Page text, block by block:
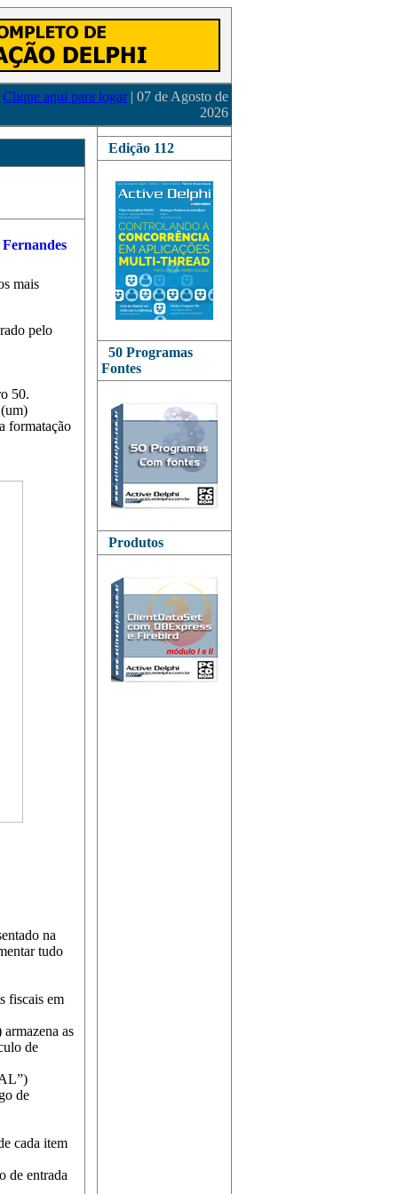
Clique aqui para logar | 07 de Agosto de
2026
mais
pelo
50.
formatação
na
tudo
fiscais em
as
de
de
cada item
de entrada
Edição 112
50 Programas
Fontes
Produtos